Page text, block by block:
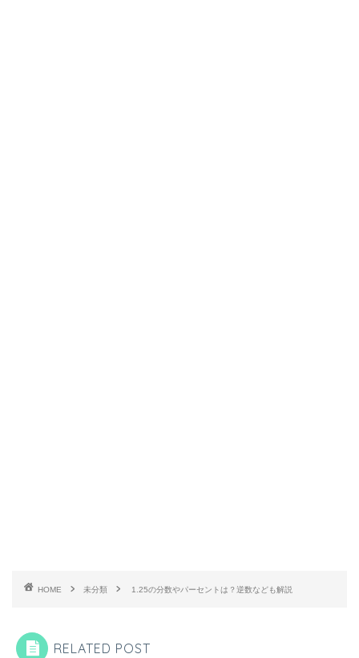
HOME 未分類 1.25の分数やパーセントは？逆数なども解説
RELATED POST